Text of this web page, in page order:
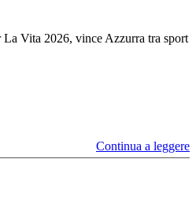
La Vita 2026, vince Azzurra tra sport
Continua a leggere